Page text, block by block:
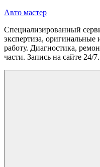
Перейти
содержимому
Авто мастер
Специализированный
экспертиза, оригинальные
работу. Диагностика,
части. Запись на сайте 24/7.